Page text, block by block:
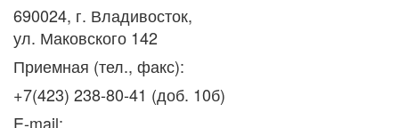
690024, г. Владивосток,
ул. Маковского 142
Приемная (тел., факс):
+7(423) 238-80-41 (доб. 10б)
E-mail: